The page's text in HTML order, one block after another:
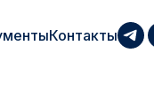
Контакты